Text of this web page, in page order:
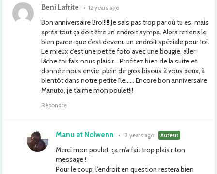
Beni Lafrite • 12 years ago
Bon anniversaire Bro!!!!! Je sais pas trop par où tu es, mais
après tout ça doit être un endroit sympa. Alors retiens le
bien parce-que c’est devenu un endroit spéciale pour toi.
Le mieux c’est une petite foto avec une bougie, aller
lâche toi fais nous plaisir… Profitez bien de la suite et
donnée nous envie, plein de gros bisous à vous deux, à
bientôt dans notre petite île…… Encore bon anniversaire
Manuto, je t’aime mon poulet!!!
Répondre
Manu et Nolwenn • 12 years ago Auteur
Merci mon poulet, ça m’a fait trop plaisir ton
message !
Pour le coup, l’endroit en question restera bien